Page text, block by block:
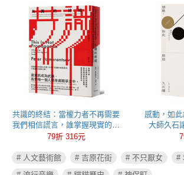
共識的終結：當權力者不再需要
我們相信謊言，誰掌握現實的定
義權，誰就能操控政治
79折 316元
感動，如
大師久石
# 人文藝術館 # 吉原花街 # 不只厭女
#